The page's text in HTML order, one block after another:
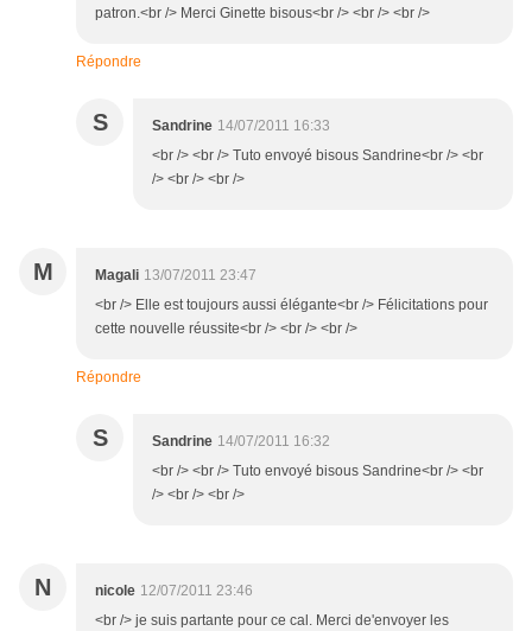
patron.<br /> Merci Ginette bisous<br /> <br /> <br />
Répondre
S Sandrine 14/07/2011 16:33
<br /> <br /> Tuto envoyé bisous Sandrine<br /> <br
/> <br /> <br />
M Magali 13/07/2011 23:47
<br /> Elle est toujours aussi élégante<br /> Félicitations pour
cette nouvelle réussite<br /> <br /> <br />
Répondre
S Sandrine 14/07/2011 16:32
<br /> <br /> Tuto envoyé bisous Sandrine<br /> <br
/> <br /> <br />
N nicole 12/07/2011 23:46
<br /> je suis partante pour ce cal. Merci de'envoyer les